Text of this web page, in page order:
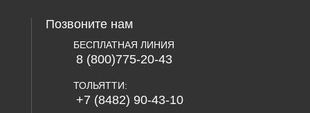
Позвоните нам
БЕСПЛАТНАЯ ЛИНИЯ
8 (800)775-20-43
ТОЛЬЯТТИ:
+7 (8482) 90-43-10